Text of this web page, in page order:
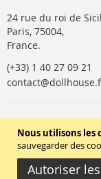
Nous utilisons
sauvegarder des
Autoriser
24 rue du roi de
Paris, 75004,
France.
(+33) 1 40 27 09 21